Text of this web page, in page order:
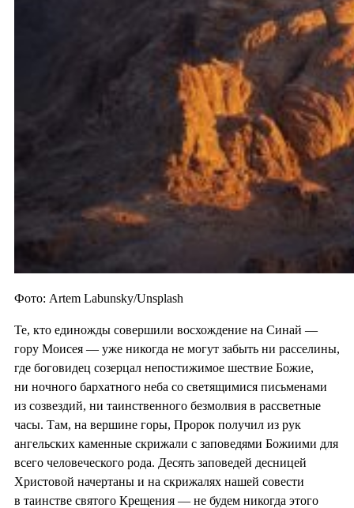
Фото: Artem Labunsky/Unsplash
Те, кто единожды совершили восхождение на Синай —
гору Моисея — уже никогда не могут забыть ни расселины,
где боговидец созерцал непостижимое шествие Божие,
ни ночного бархатного неба со светящимися письменами
из созвездий, ни таинственного безмолвия в рассветные
часы. Там, на вершине горы, Пророк получил из рук
ангельских каменные скрижали с заповедями Божиими для
всего человеческого рода. Десять заповедей десницей
Христовой начертаны и на скрижалях нашей совести
в таинстве святого Крещения — не будем никогда этого